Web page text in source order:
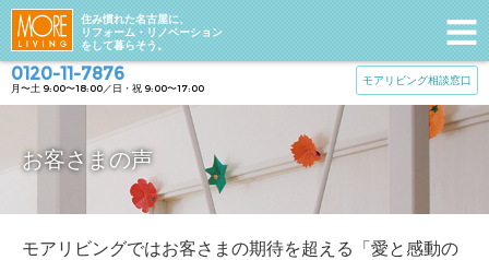
住み慣れた名古屋に、
リフォーム・リノベーション
をして暮らそう。
0120-11-7876
月〜土 9:00〜18:00／日・祝 9:00〜17:00
モアリビング相談窓口
お客さまの声
モアリビングではお客さまの期待を超える「愛と感動の